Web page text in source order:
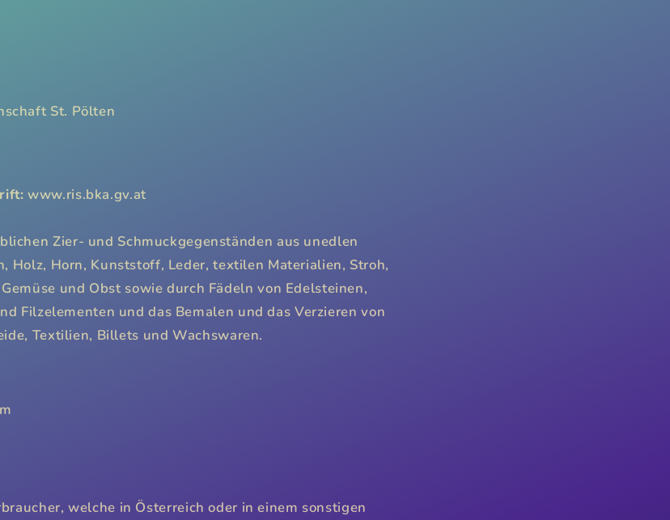
St. Pölten
www.ris.bka.gv.at
Zier- und Schmuckgegenständen aus unedlen
Holz, Horn, Kunststoff, Leder, textilen Materialien, Stroh,
und Obst sowie durch Fädeln von Edelsteinen,
Filzelementen und das Bemalen und das Verzieren von
Textilien, Billets und Wachswaren.
welche in Österreich oder in einem sonstigen